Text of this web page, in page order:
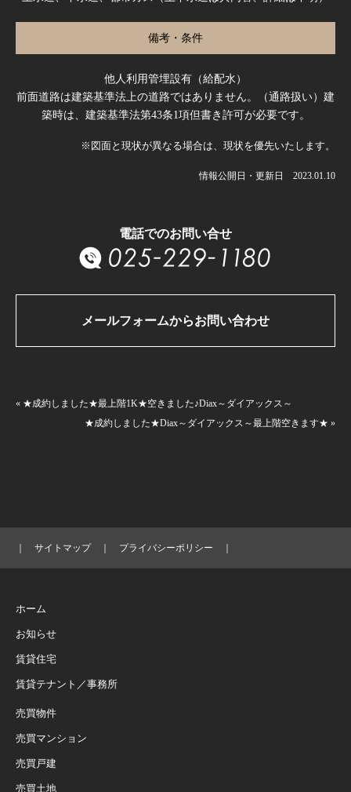
備考・条件
他人利用管埋設有（給配水）
前面道路は建築基準法上の道路ではありません。（通路扱い）建
築時は、建築基準法第43条1項但書き許可が必要です。
※図面と現状が異なる場合は、現状を優先いたします。
情報公開日・更新日 2023.01.10
電話でのお問い合せ
メールフォームからお問い合わせ
« ★成約しました★最上階1K★空きました♪Diax～ダイアックス～
★成約しました★Diax～ダイアックス～最上階空きます★ »
サイトマップ｜ プライバシーポリシー
ホーム
お知らせ
賃貸住宅
賃貸テナント／事務所
売買物件
売買マンション
売買戸建
売買土地